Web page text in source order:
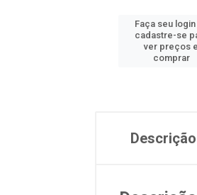
Faça seu login
cadastre-se
ver preços e
comprar
Descrição